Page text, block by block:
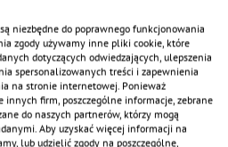
PREMIUM 14 WC /
niezbędne do poprawnego funkcjonowania
zgody używamy inne pliki cookie, które
dotyczących odwiedzających, ulepszenia
spersonalizowanych treści i zapewnienia
na stronie internetowej. Ponieważ
firm, poszczególne informacje, zebrane
do naszych partnerów, którzy mogą
Aby uzyskać więcej informacji na
lub udzielić zgody na poszczególne,